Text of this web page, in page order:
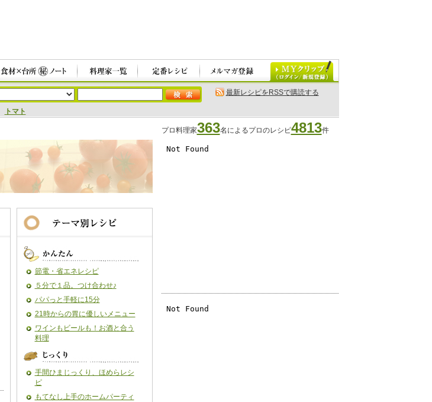
トマト
最新レシピをRSSで購読する
プロ料理家363名によるプロのレシピ4813件
節電・省エネレシピ
５分で１品。つけ合わせ♪
パパっと手軽に15分
21時からの胃に優しいメニュー
ワインもビールも！お酒と合う
料理
手間ひまじっくり、ほめらレシ
ピ
もてなし上手のホームパーティ